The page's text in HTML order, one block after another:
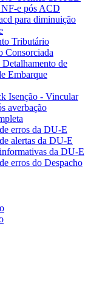
e pós ACD
para diminuição
Tributário
Consorciada
de
Embarque
Isenção - Vincular
averbação
erros da DU-E
alertas da DU-E
da DU-E
erros do Despacho